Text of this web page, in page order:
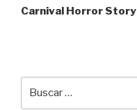
entrada
Carnival Horror Story